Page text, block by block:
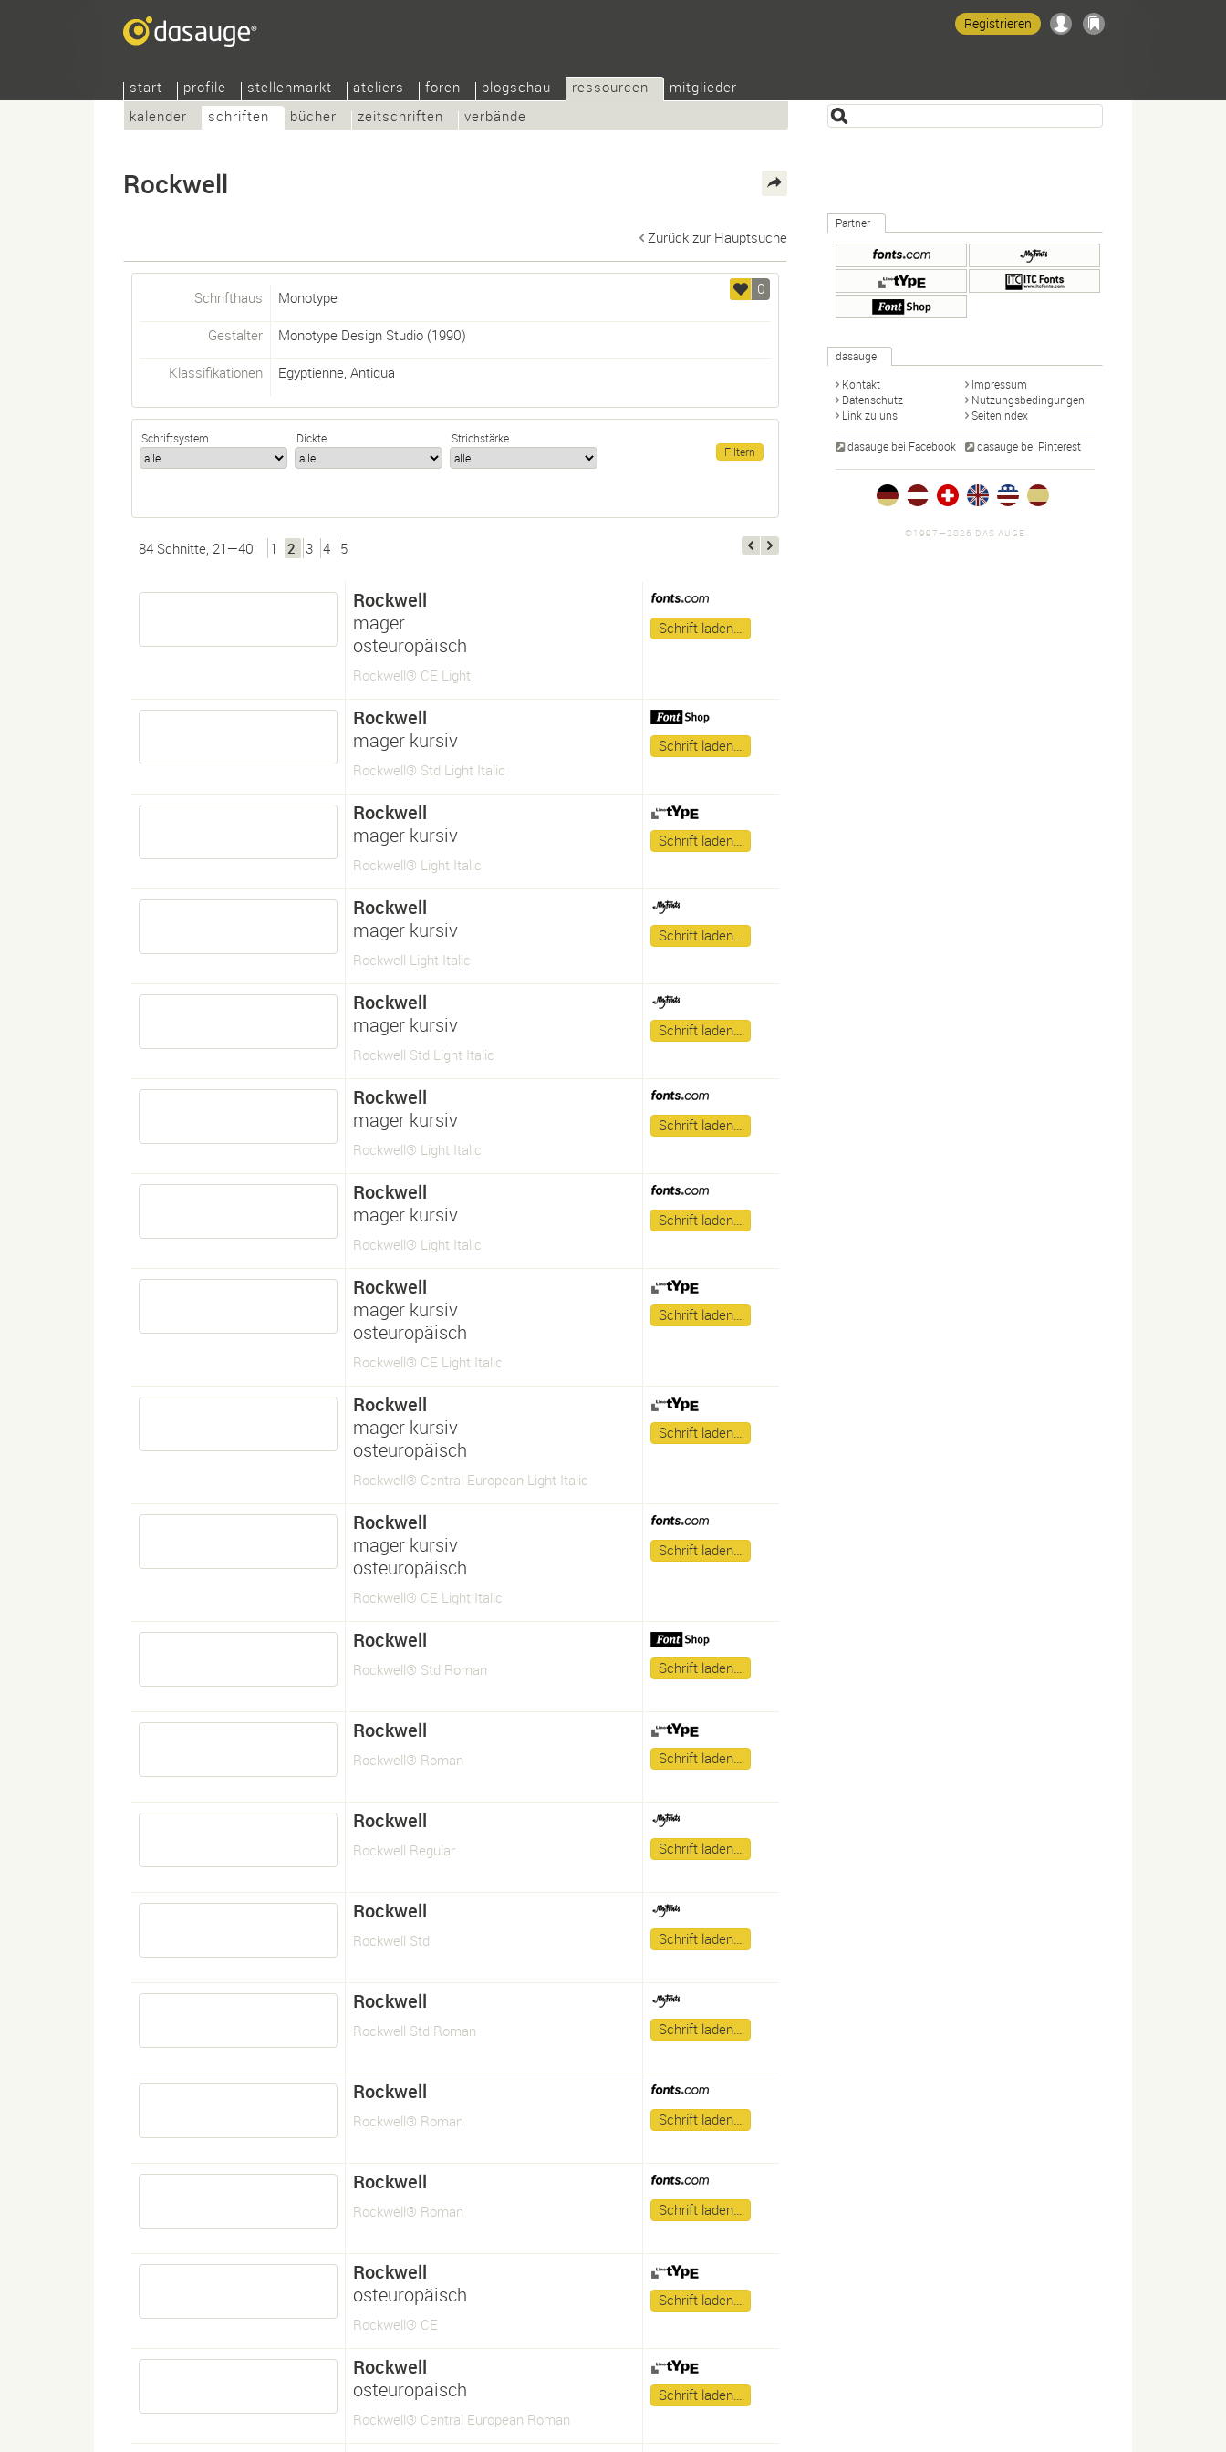
start profile stellenmarkt ateliers foren blogschau
ressourcen
kalender
schriften bücher zeitschriften verbände
mitglieder
Registrieren
Rockwell
Zurück zur Hauptsuche
0
Schrifthaus Monotype
Gestalter Monotype Design Studio(1990)
Klassifikationen Egyptienne, Antiqua
Schriftsystem Dickte Strichstärke
84 Schnitte, 21—40: 1 2 3 4 5
Rockwell
mager
osteuropäisch
Rockwell® CE Light
Schrift laden…
Rockwell
mager kursiv
Rockwell® Std Light Italic
Schrift laden…
Rockwell
mager kursiv
Rockwell® Light Italic
Schrift laden…
Rockwell
mager kursiv
Rockwell Light Italic
Schrift laden…
Rockwell
mager kursiv
Rockwell Std Light Italic
Schrift laden…
Rockwell
mager kursiv
Rockwell® Light Italic
Schrift laden…
Rockwell
mager kursiv
Rockwell® Light Italic
Schrift laden…
Rockwell
mager kursiv
osteuropäisch
Rockwell® CE Light Italic
Schrift laden…
Rockwell
mager kursiv
osteuropäisch
Rockwell® Central European Light Italic
Schrift laden…
Rockwell
mager kursiv
osteuropäisch
Rockwell® CE Light Italic
Schrift laden…
Rockwell
Rockwell® Std Roman Schrift laden…
Rockwell
Rockwell® Roman Schrift laden…
Rockwell
Rockwell Regular Schrift laden…
Rockwell
Rockwell Std Schrift laden…
Rockwell
Rockwell Std Roman Schrift laden…
Rockwell
Rockwell® Roman Schrift laden…
Rockwell
Rockwell® Roman Schrift laden…
Rockwell
osteuropäisch
Rockwell® CE
Schrift laden…
Rockwell
osteuropäisch
Rockwell® Central European Roman
Schrift laden…
Partner
dasauge
Kontakt
Impressum
Datenschutz
Nutzungsbedingungen
Link zu uns
Seitenindex
dasauge bei Facebook dasauge bei Pinterest
©1997—2026 DAS AUGE